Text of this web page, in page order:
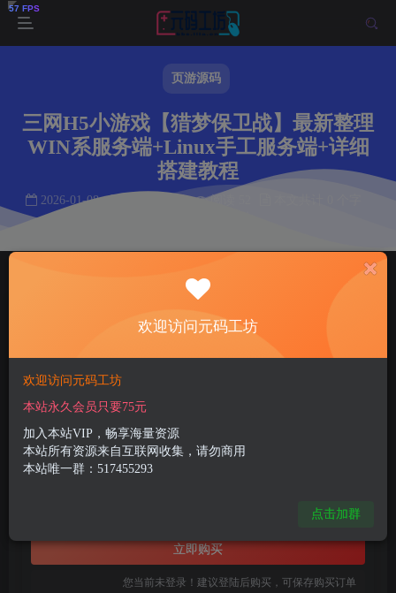
页游源码
三网H5小游戏【猎梦保卫战】最新整理
WIN系服务端+Linux手工服务端+详细
搭建教程
2026-01-08 阅读 52
52 11
此内容为付费资源，请付费后查看
8
免费
立即购买
您当前未登录！建议登陆后购买，可保存购买订单
付费资源
欢迎访问元码工坊
欢迎访问元码工坊
本站永久会员只要75元
加入本站VIP，畅享海量资源
本站所有资源来自互联网收集，请勿商用
本站唯一群：517455293
点击加群